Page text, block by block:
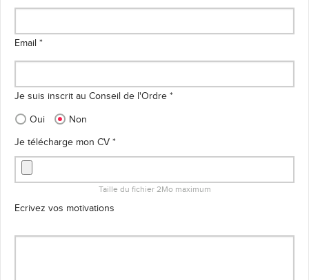
Email *
Je suis inscrit au Conseil de l'Ordre *
Oui
Non
Je télécharge mon CV *
Taille du fichier 2Mo maximum
Ecrivez vos motivations